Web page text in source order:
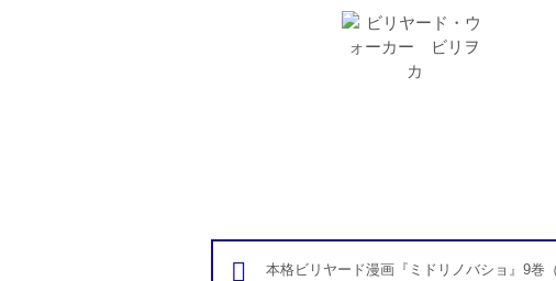
本格ビリヤード漫画『ミドリノバショ』9巻